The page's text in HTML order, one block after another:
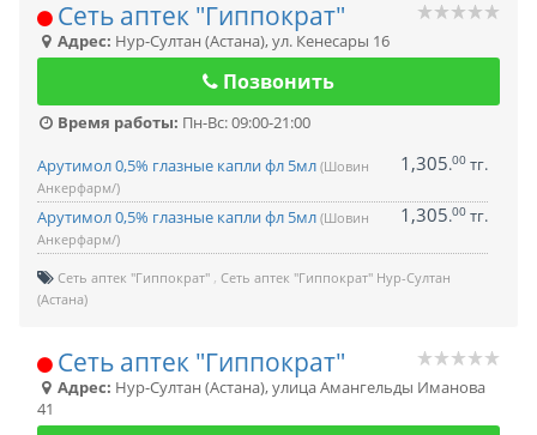
Сеть аптек "Гиппократ"
Адрес: Нур-Султан (Астана),ул. Кенесары 16
Позвонить
Время работы: Пн-Вс: 09:00-21:00
Арутимол 0,5% глазные капли фл 5мл (Шовин
Анкерфарм/)
1,305.00 тг.
Арутимол 0,5% глазные капли фл 5мл (Шовин
Анкерфарм/)
1,305.00 тг.
Сеть аптек "Гиппократ" Сеть аптек "Гиппократ" Нур-Султан
(Астана)
Сеть аптек "Гиппократ"
Адрес: Нур-Султан (Астана),улица Амангельды Иманова
41